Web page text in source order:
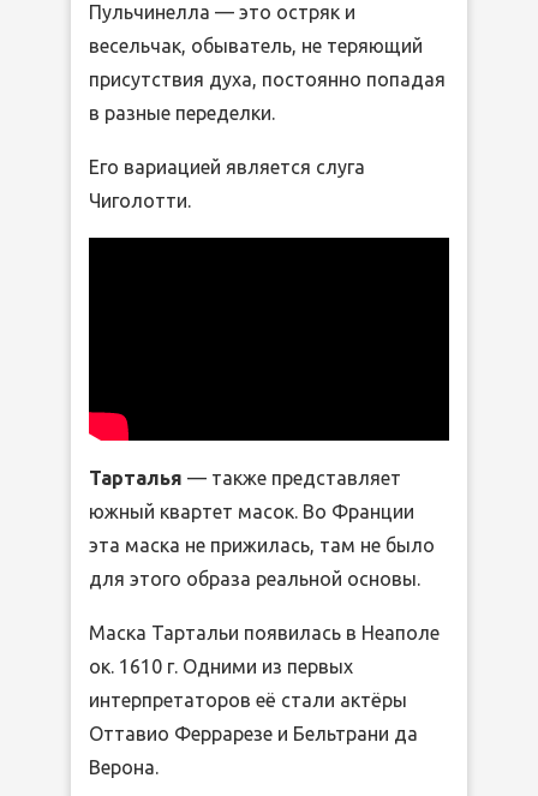
Пульчинелла — это остряк и
весельчак, обыватель, не теряющий
присутствия духа, постоянно попадая
в разные переделки.
Его вариацией является слуга
Чиголотти.
Тарталья — также представляет
южный квартет масок. Во Франции
эта маска не прижилась, там не было
для этого образа реальной основы.
Маска Тартальи появилась в Неаполе
ок. 1610 г. Одними из первых
интерпретаторов её стали актёры
Оттавио Феррарезе и Бельтрани да
Верона.